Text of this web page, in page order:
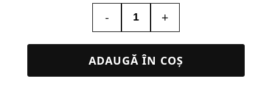
-
Cantitate
Led
+
ADAUGĂ ÎN COȘ